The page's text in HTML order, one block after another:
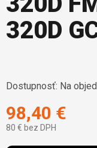
320D
Dostupnosť: Na
98,40 €
80 € bez DPH
Jednotková cena: